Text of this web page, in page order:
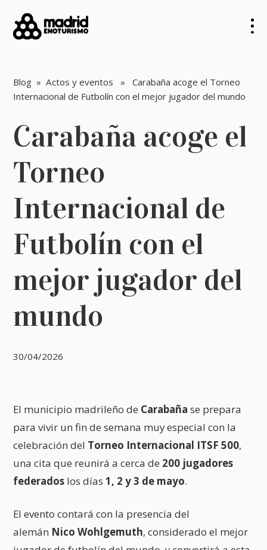
Blog »Actos y eventos » Carabaña acoge el Torneo
Internacional de Futbolín con el mejor jugador del mundo
Carabaña acoge el
Torneo
Internacional de
Futbolín con el
mejor jugador del
mundo
30/04/2026
El municipio madrileño de Carabaña se prepara
para vivir un fin de semana muy especial con la
celebración del Torneo Internacional ITSF 500,
una cita que reunirá a cerca de 200 jugadores
federados los días1, 2 y 3 de mayo.
El evento contará con la presencia del
alemán Nico Wohlgemuth, considerado el mejor